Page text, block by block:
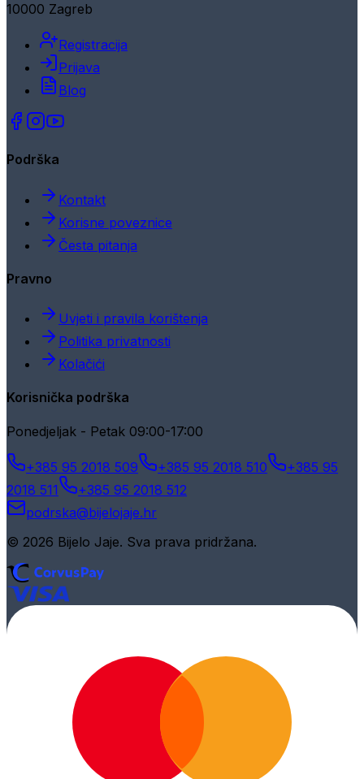
10000 Zagreb
Registracija
Prijava
Blog
Podrška
Kontakt
Korisne poveznice
Česta pitanja
Pravno
Uvjeti i pravila korištenja
Politika privatnosti
Kolačići
Korisnička podrška
Ponedjeljak - Petak 09:00-17:00
+385 95 2018 509 +385 95 2018 510
+385 95
2018 511
+385 95 2018 512
podrska@bijelojaje.hr
© 2026 Bijelo Jaje. Sva prava pridržana.